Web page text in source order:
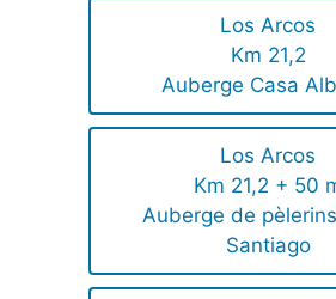
Los Arcos
Km 21,2
Auberge Casa
Los Arcos
Km 21,2 + 50
Auberge de
Santiago